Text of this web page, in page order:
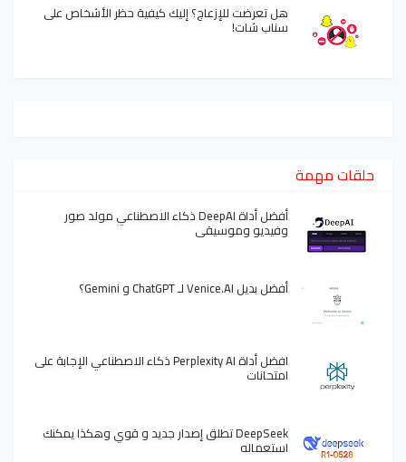
هل تعرضت للإزعاج؟ إليك كيفية حظر الأشخاص على
سناب شات!
حلقات مهمة
أفضل أداة DeepAI ذكاء الاصطناعي مولد صور
وفيديو وموسيقى
أفضل بديل Venice.AI لـ ChatGPT و Gemini؟
افضل أداة Perplexity AI ذكاء الاصطناعي الإجابة على
امتحانات
DeepSeek تطلق إصدار جديد و قوي وهكذا يمكنك
استعماله